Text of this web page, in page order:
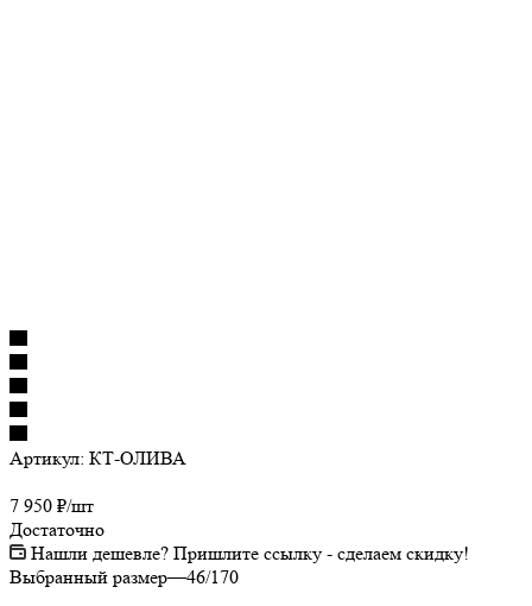
Артикул: КТ-ОЛИВА
7 950 ₽/шт
Достаточно
Нашли дешевле? Пришлите ссылку - сделаем скидку!
Выбранный размер—46/170